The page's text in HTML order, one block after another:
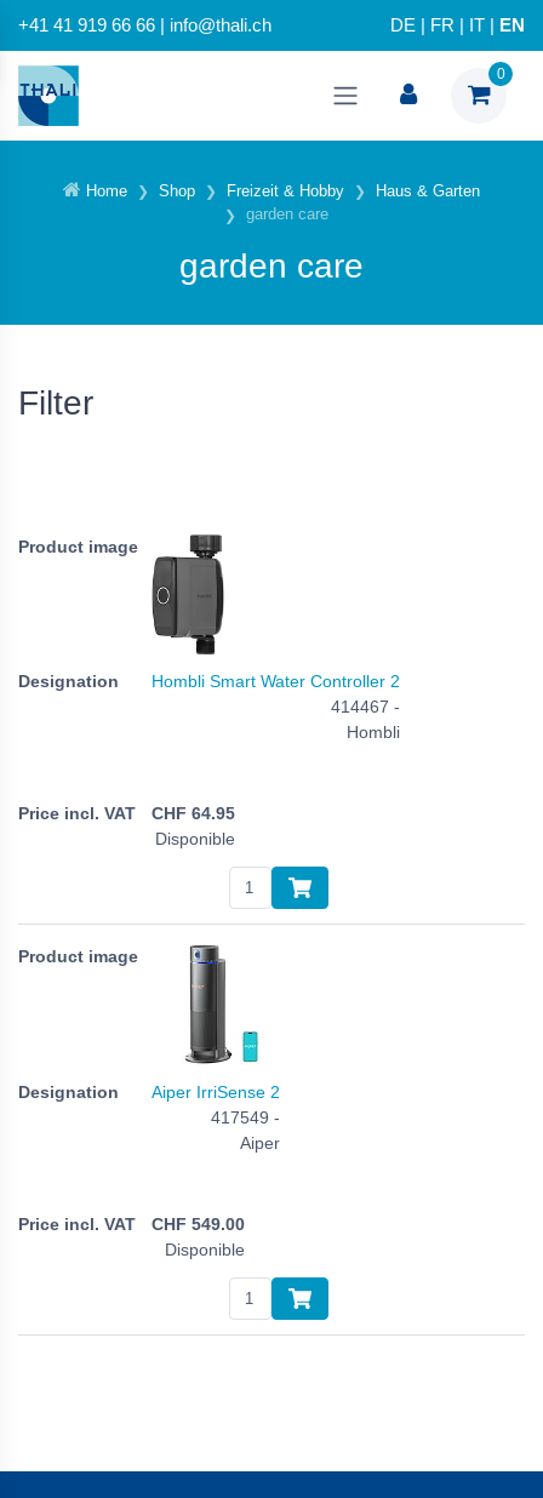
+41 41 919 66 66 | info@thali.ch DE FR IT EN
0
Home Shop Freizeit & Hobby
Haus & Garten
garden care
garden care
Filter
Hombli Smart Water Controller 2
414467 -
Hombli
CHF 64.95
Disponible
Aiper IrriSense 2
417549 -
Aiper
CHF 549.00
Disponible